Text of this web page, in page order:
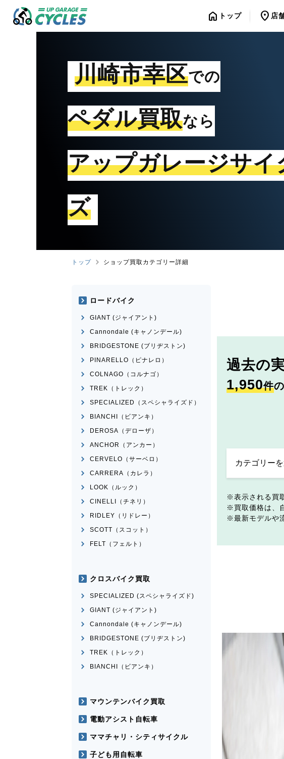
home トップ location_on 店
川崎市幸区での
ペダル買取なら
アップガレージサイ
ズ
トップ ショップ買取カテゴリー詳細
過去の
1,950件
表示される買
買取価格は、
最新モデルや
ロードバイク
GIANT (ジャイアント)
Cannondale (キャノンデール)
BRIDGESTONE (ブリヂストン)
PINARELLO（ピナレロ）
COLNAGO（コルナゴ）
TREK（トレック）
SPECIALIZED（スペシャライズド）
BIANCHI（ビアンキ）
DEROSA（デローザ）
ANCHOR（アンカー）
CERVELO（サーベロ）
CARRERA（カレラ）
LOOK（ルック）
CINELLI（チネリ）
RIDLEY（リドレー）
SCOTT（スコット）
FELT（フェルト）
クロスバイク買取
SPECIALIZED (スペシャライズド)
GIANT (ジャイアント)
Cannondale (キャノンデール)
BRIDGESTONE (ブリヂストン)
TREK（トレック）
BIANCHI（ビアンキ）
マウンテンバイク買取
電動アシスト自転車
ママチャリ・シティサイクル
子ども用自転車